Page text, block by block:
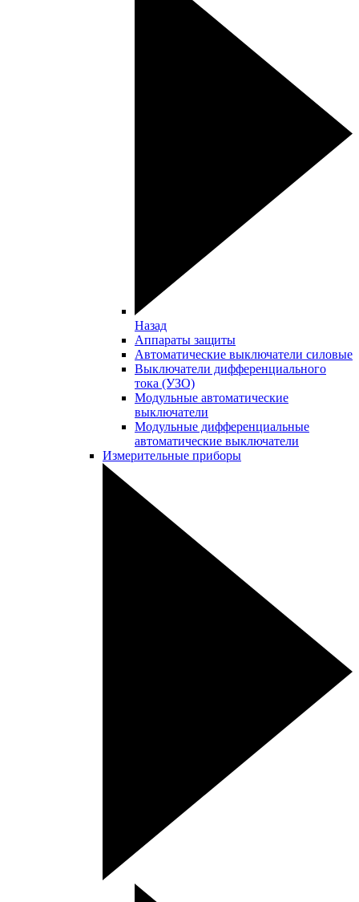
Назад
Аппараты защиты
Автоматические выключатели силовые
Выключатели дифференциального
тока (УЗО)
Модульные автоматические
выключатели
Модульные дифференциальные
автоматические выключатели
Измерительные приборы